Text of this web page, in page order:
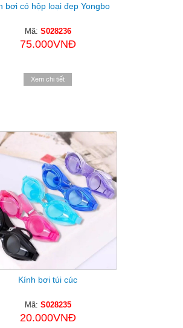
bơi có hộp loại đẹp Yongbo
Mã: S028236
75.000VNĐ
Xem chi tiết
Kính bơi túi cúc
Mã: S028235
20.000VNĐ